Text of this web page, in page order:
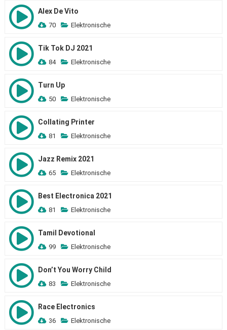
Alex De Vito
70 Elektronische
Tik Tok DJ 2021
84 Elektronische
Turn Up
50 Elektronische
Collating Printer
81 Elektronische
Jazz Remix 2021
65 Elektronische
Best Electronica 2021
81 Elektronische
Tamil Devotional
99 Elektronische
Don’t You Worry Child
83 Elektronische
Race Electronics
36 Elektronische